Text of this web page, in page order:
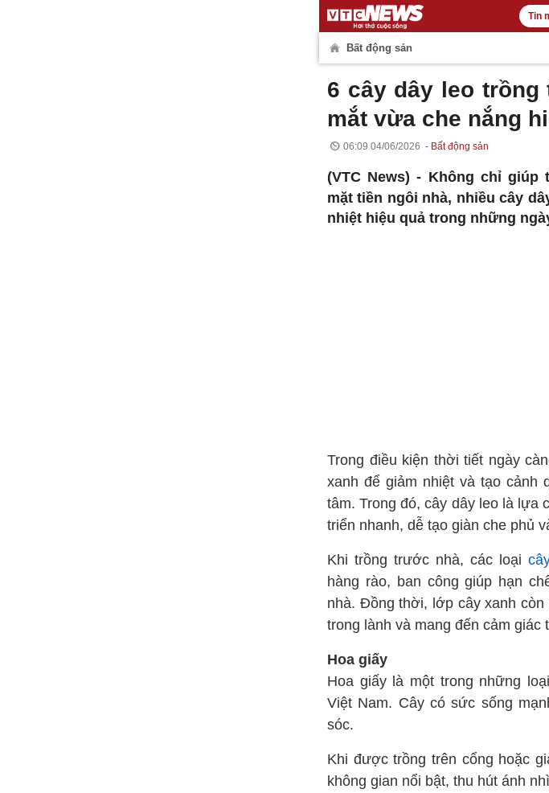
Tin
Bất động sản
6 cây dây leo
mắt vừa che nắng
06:09 04/06/2026 Bất động sản
(VTC News) - Không chỉ giúp
mặt tiền ngôi nhà, nhiều cây
nhiệt hiệu quả trong những
Trong điều kiện thời tiết ngày
xanh để giảm nhiệt và tạo cảnh
tâm. Trong đó, cây dây leo là lựa
triển nhanh, dễ tạo giàn che phủ
Khi trồng trước nhà, các loại
hàng rào, ban công giúp hạn
nhà. Đồng thời, lớp cây xanh
trong lành và mang đến cảm giác
Hoa giấy
Hoa giấy là một trong những
Việt Nam. Cây có sức sống
sóc.
Khi được trồng trên cổng hoặc
không gian nổi bật, thu hút ánh